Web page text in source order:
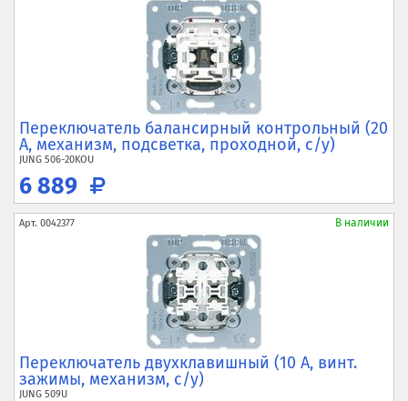
Переключатель балансирный контрольный (20
А, механизм, подсветка, проходной, с/у)
JUNG 506-20KOU
6 889
Арт. 0042377 В наличии
Переключатель двухклавишный (10 А, винт.
зажимы, механизм, с/у)
JUNG 509U